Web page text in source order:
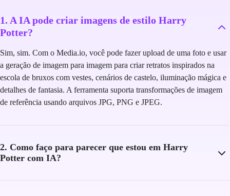
1. A IA pode criar imagens de estilo Harry
Potter?
Sim, sim. Com o Media.io, você pode fazer upload de uma foto e usar
a geração de imagem para imagem para criar retratos inspirados na
escola de bruxos com vestes, cenários de castelo, iluminação mágica e
detalhes de fantasia. A ferramenta suporta transformações de imagem
de referência usando arquivos JPG, PNG e JPEG.
2. Como faço para parecer que estou em Harry
Potter com IA?